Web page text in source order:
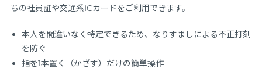
ちの社員証や交通系ICカードをご利用できます。
本人を間違いなく特定できるため、なりすましによる不正打刻
を防ぐ
指を1本置く（かざす）だけの簡単操作